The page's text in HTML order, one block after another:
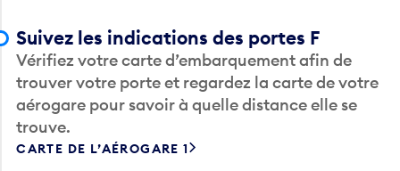
Suivez les indications des portes F
Vérifiez votre carte d’embarquement afin de
trouver votre porte et regardez la carte de votre
aérogare pour savoir à quelle distance elle se
trouve.
CARTE DE L’AÉROGARE 1